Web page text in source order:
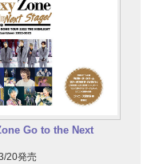
Go to the Next
20発売